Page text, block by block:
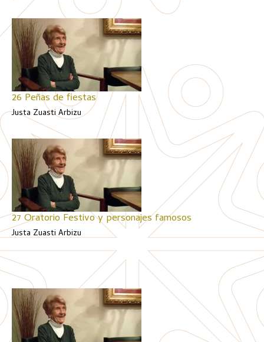
26 Peñas de fiestas
Justa Zuasti Arbizu
27 Oratorio Festivo y personajes famosos
Justa Zuasti Arbizu